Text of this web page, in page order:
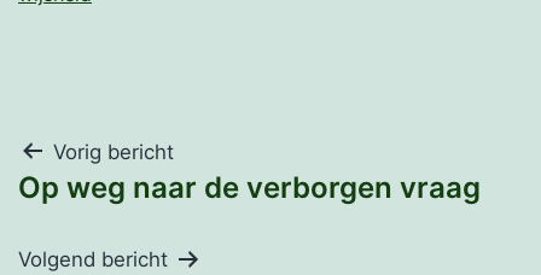
Bericht
navigatie
Vorig bericht
Op weg naar de verborgen vraag
Volgend bericht